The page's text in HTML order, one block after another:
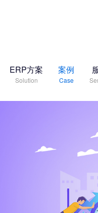
ERP方案
Solution
案例
Case